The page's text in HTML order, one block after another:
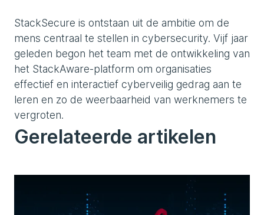
StackSecure is ontstaan uit de ambitie om de
mens centraal te stellen in cybersecurity. Vijf jaar
geleden begon het team met de ontwikkeling van
het StackAware-platform om organisaties
effectief en interactief cyberveilig gedrag aan te
leren en zo de weerbaarheid van werknemers te
vergroten.
Gerelateerde artikelen